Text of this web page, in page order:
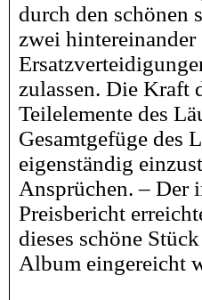
durch den schönen
zwei hintereinander
zulassen. Die Kraft
Teilelemente des
Gesamtgefüge des
eigenständig
Ansprüchen. – Der
Preisbericht
dieses schöne
Album eingereicht